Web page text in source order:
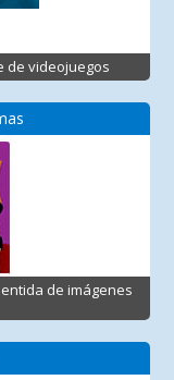
de videojuegos
de imágenes